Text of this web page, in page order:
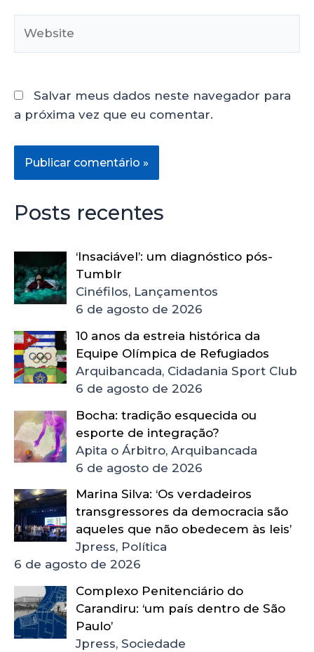
Salvar meus dados neste navegador para
a próxima vez que eu comentar.
Posts recentes
‘Insaciável’: um diagnóstico pós-
Tumblr
Cinéfilos, Lançamentos
6 de agosto de 2026
10 anos da estreia histórica da
Equipe Olímpica de Refugiados
Arquibancada, Cidadania Sport Club
6 de agosto de 2026
Bocha: tradição esquecida ou
esporte de integração?
Apita o Árbitro, Arquibancada
6 de agosto de 2026
Marina Silva: ‘Os verdadeiros
transgressores da democracia são
aqueles que não obedecem às leis’
Jpress, Política
6 de agosto de 2026
Complexo Penitenciário do
Carandiru: ‘um país dentro de São
Paulo’
Jpress, Sociedade